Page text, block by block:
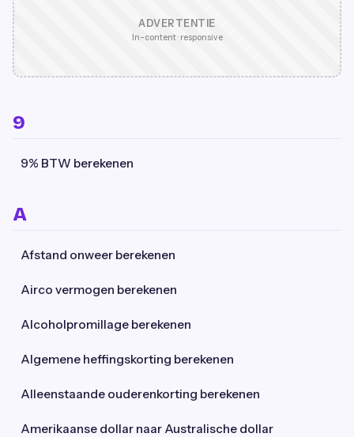
ADVERTENTIE
In-content · responsive
9
9% BTW berekenen
A
Afstand onweer berekenen
Airco vermogen berekenen
Alcoholpromillage berekenen
Algemene heffingskorting berekenen
Alleenstaande ouderenkorting berekenen
Amerikaanse dollar naar Australische dollar